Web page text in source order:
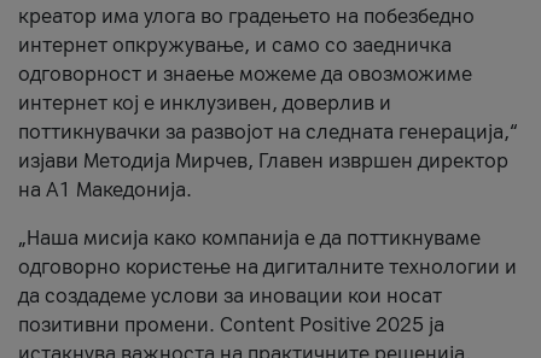
креатор има улога во градењето на побезбедно
интернет опкружување, и само со заедничка
одговорност и знаење можеме да овозможиме
интернет кој е инклузивен, доверлив и
поттикнувачки за развојот на следната генерација,“
изјави Методија Мирчев, Главен извршен директор
на А1 Македонија.
„Наша мисија како компанија е да поттикнуваме
одговорно користење на дигиталните технологии и
да создадеме услови за иновации кои носат
позитивни промени. Content Positive 2025 ја